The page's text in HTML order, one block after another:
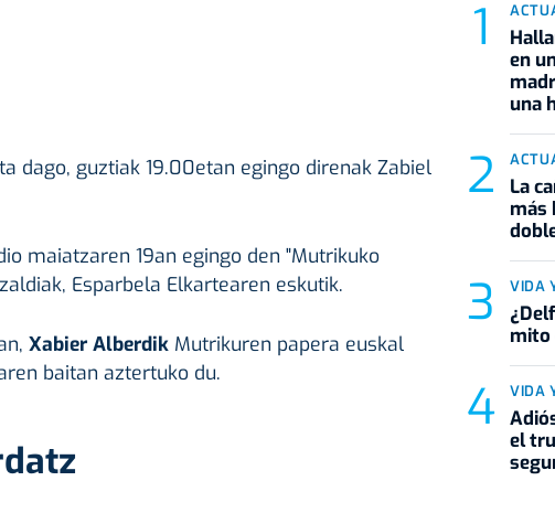
dago, guztiak 19.00etan egingo direnak Zabiel
maiatzaren 19an egingo den "Mutrikuko
Esparbela Elkartearen eskutik.
Xabier AlberdikMutrikuren papera euskal
baitan aztertuko du.
en
una
La
más
VIDA
mito
VIDA
el